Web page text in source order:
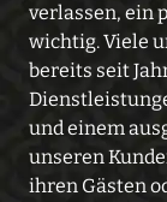
verlassen, ein
wichtig. Viele
bereits seit
und einem
unseren
ihren Gästen